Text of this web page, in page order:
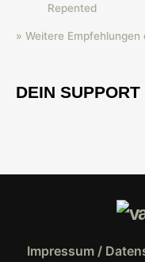
Repented
» Weitere Empfehlungen
DEIN SUPPORT
Impressum /